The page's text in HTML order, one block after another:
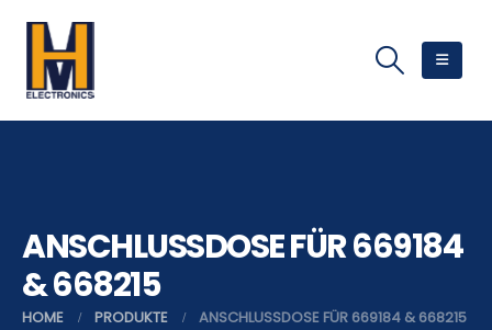
ANSCHLUSSDOSE FÜR 669184
& 668215
HOME PRODUKTE ANSCHLUSSDOSE FÜR 669184 & 668215